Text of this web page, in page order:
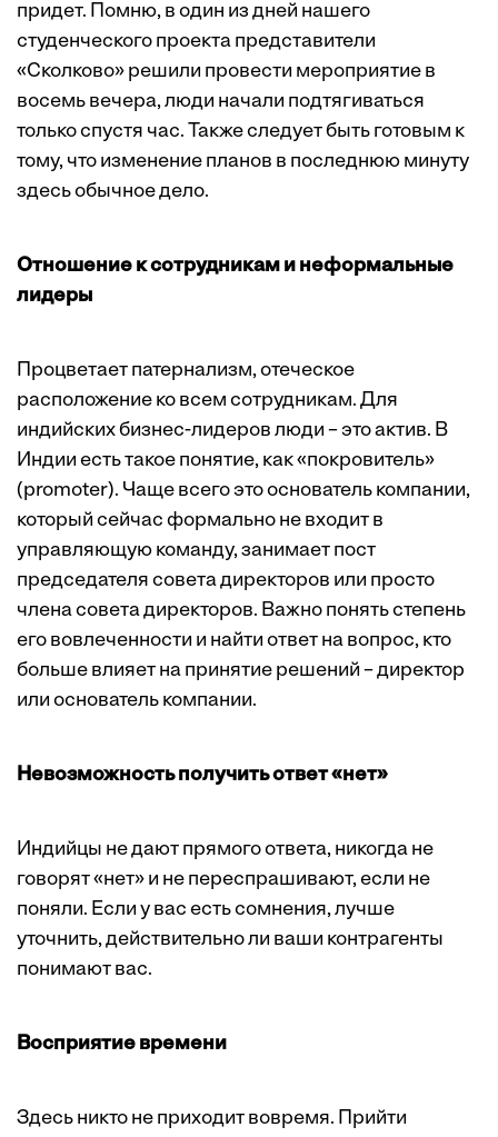
придет. Помню, в один из дней нашего
студенческого проекта представители
«Сколково» решили провести мероприятие в
восемь вечера, люди начали подтягиваться
только спустя час. Также следует быть готовым к
тому, что изменение планов в последнюю минуту
здесь обычное дело.
Отношение к сотрудникам и неформальные
лидеры
Процветает патернализм, отеческое
расположение ко всем сотрудникам. Для
индийских бизнес-лидеров люди – это актив. В
Индии есть такое понятие, как «покровитель»
(promoter). Чаще всего это основатель компании,
который сейчас формально не входит в
управляющую команду, занимает пост
председателя совета директоров или просто
члена совета директоров. Важно понять степень
его вовлеченности и найти ответ на вопрос, кто
больше влияет на принятие решений – директор
или основатель компании.
Невозможность получить ответ «нет»
Индийцы не дают прямого ответа, никогда не
говорят «нет» и не переспрашивают, если не
поняли. Если у вас есть сомнения, лучше
уточнить, действительно ли ваши контрагенты
понимают вас.
Восприятие времени
Здесь никто не приходит вовремя. Прийти